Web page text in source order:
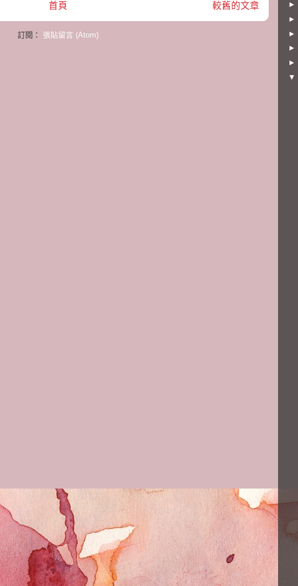
較舊的文章
首頁
訂閱： 張貼留言 (Atom)
►
►
►
►
►
▼